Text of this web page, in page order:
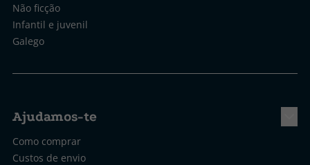
Não ficção
Infantil e juvenil
Galego
Ajudamos-te
Como comprar
Custos de envio